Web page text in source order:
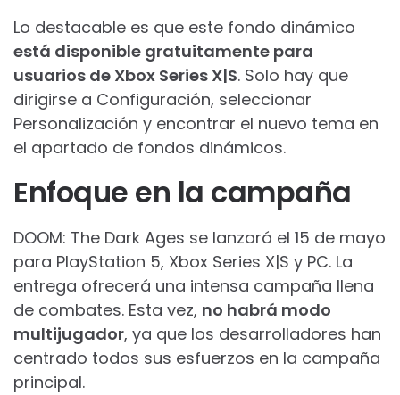
Lo destacable es que este fondo dinámico
está disponible gratuitamente para
usuarios de Xbox Series X|S. Solo hay que
dirigirse a Configuración, seleccionar
Personalización y encontrar el nuevo tema en
el apartado de fondos dinámicos.
Enfoque en la campaña
DOOM: The Dark Ages se lanzará el 15 de mayo
para PlayStation 5, Xbox Series X|S y PC. La
entrega ofrecerá una intensa campaña llena
de combates. Esta vez, no habrá modo
multijugador, ya que los desarrolladores han
centrado todos sus esfuerzos en la campaña
principal.